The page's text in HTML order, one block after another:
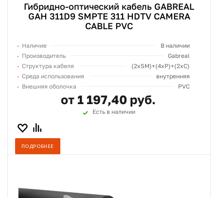
Гибридно-оптический кабель GABREAL
GAH 311D9 SMPTE 311 HDTV CAMERA
CABLE PVC
Наличие
В наличии
Производитель
Gabreal
Структура кабеля
(2хSM)+(4xP)+(2xC)
Среда использования
внутренняя
Внешняя оболочка
PVC
от 1 197,40 руб.
Есть в наличии
ПОДРОБНЕЕ